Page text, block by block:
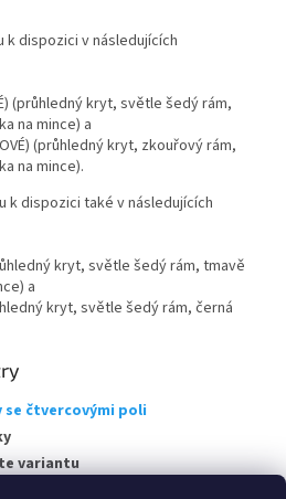
k dispozici v následujících
(průhledný kryt, světle šedý rám,
na mince) a
(průhledný kryt, zkouřový rám,
na mince).
k dispozici také v následujících
kryt, světle šedý rám, tmavě
a
kryt, světle šedý rám, černá
se čtvercovými poli
variantu